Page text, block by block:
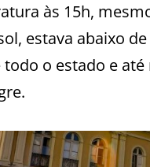
às 15h,
estava abaixo de
o estado e até